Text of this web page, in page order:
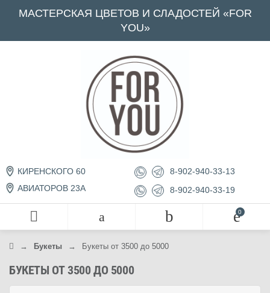
МАСТЕРСКАЯ ЦВЕТОВ И СЛАДОСТЕЙ «FOR
YOU»
КИРЕНСКОГО 60
АВИАТОРОВ 23А
8-902-940-33-13
8-902-940-33-19
→ Букеты → Букеты от 3500 до 5000
БУКЕТЫ ОТ 3500 ДО 5000